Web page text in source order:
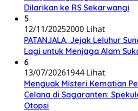
Dilarikan ke RS Sekarwangi
5
12/11/20252000 Lihat
PATANJALA, Jejak Leluhur
Lagi untuk Menjaga Alam
6
13/07/20261944 Lihat
Menguak Misteri Kematian
Celana di Sagaranten:
Otopsi